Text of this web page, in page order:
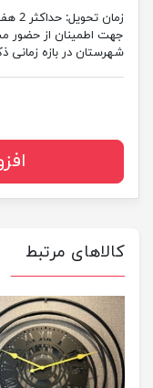
زمان تحویل:
جهت اطمینان از حضور
شهرستان در بازه
کالاهای مرتبط